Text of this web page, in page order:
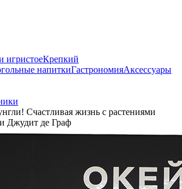
игристоеКрепкий
напиткиГастрономияАксессуары
Счастливая жизнь с растениями
Джудит де Граф